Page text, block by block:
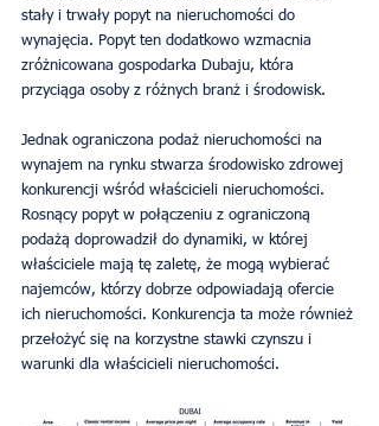
stały i trwały popyt na nieruchomości do
wynajęcia. Popyt ten dodatkowo wzmacnia
zróżnicowana gospodarka Dubaju, która
przyciąga osoby z różnych branż i środowisk.
Jednak ograniczona podaż nieruchomości na
wynajem na rynku stwarza środowisko zdrowej
konkurencji wśród właścicieli nieruchomości.
Rosnący popyt w połączeniu z ograniczoną
podażą doprowadził do dynamiki, w której
właściciele mają tę zaletę, że mogą wybierać
najemców, którzy dobrze odpowiadają ofercie
ich nieruchomości. Konkurencja ta może również
przełożyć się na korzystne stawki czynszu i
warunki dla właścicieli nieruchomości.